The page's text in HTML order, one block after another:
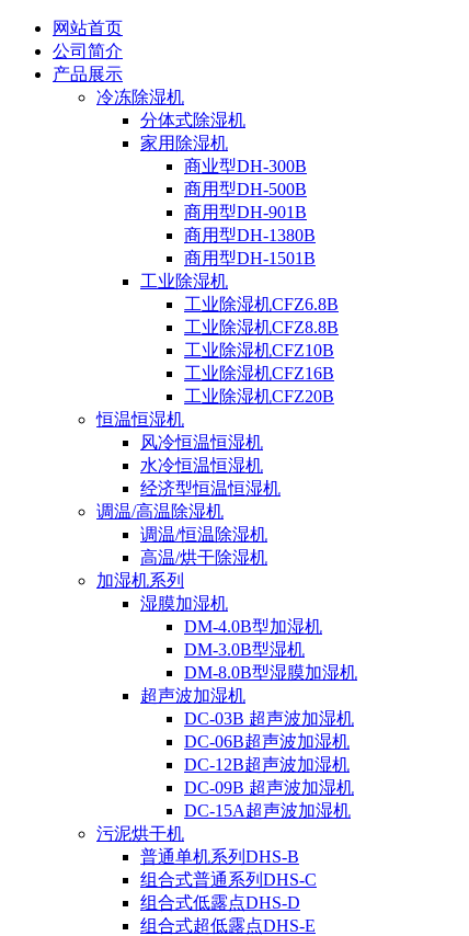
网站首页
公司简介
产品展示
冷冻除湿机
分体式除湿机
家用除湿机
商业型DH-300B
商用型DH-500B
商用型DH-901B
商用型DH-1380B
商用型DH-1501B
工业除湿机
工业除湿机CFZ6.8B
工业除湿机CFZ8.8B
工业除湿机CFZ10B
工业除湿机CFZ16B
工业除湿机CFZ20B
恒温恒湿机
风冷恒温恒湿机
水冷恒温恒湿机
经济型恒温恒湿机
调温/高温除湿机
调温/恒温除湿机
高温/烘干除湿机
加湿机系列
湿膜加湿机
DM-4.0B型加湿机
DM-3.0B型湿机
DM-8.0B型湿膜加湿机
超声波加湿机
DC-03B 超声波加湿机
DC-06B超声波加湿机
DC-12B超声波加湿机
DC-09B 超声波加湿机
DC-15A超声波加湿机
污泥烘干机
普通单机系列DHS-B
组合式普通系列DHS-C
组合式低露点DHS-D
组合式超低露点DHS-E